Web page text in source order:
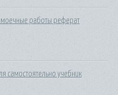
работы реферат
самостоятельно учебник